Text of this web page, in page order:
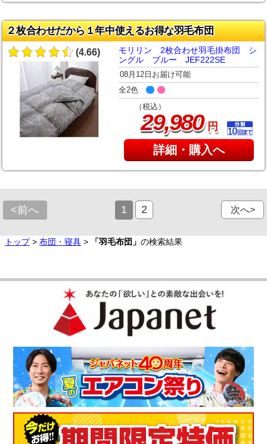
２枚合わせだから１年中使えるお得な羽毛布団
(4.66)
モリリン 2枚合わせ羽毛掛布団 シ
ングル ブルー JEF222SE
08月12日お届け可能
全2色
（税込）
29,980円
詳細・購入へ
<前へ 1 2 次へ>
トップ> 布団・寝具 > 「羽毛布団」 の検索結果